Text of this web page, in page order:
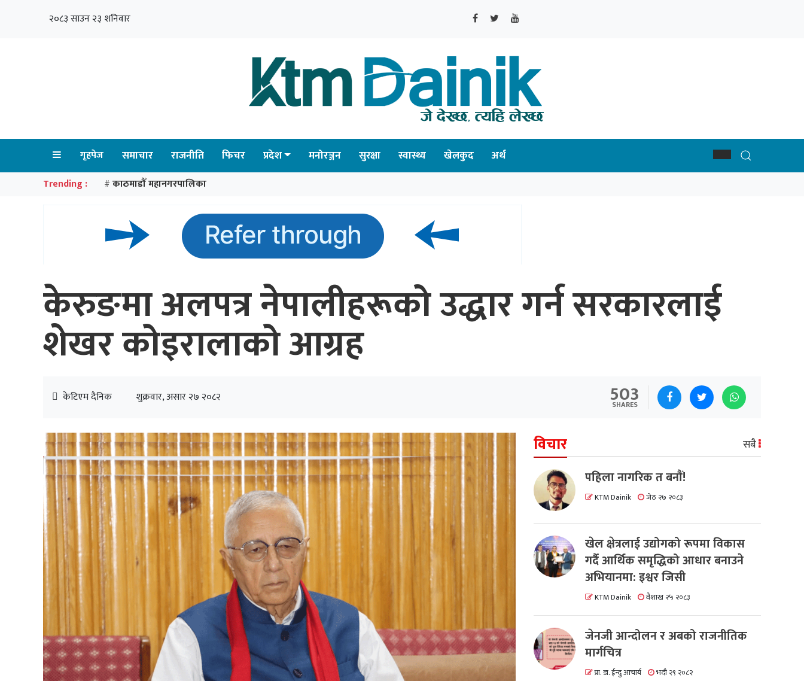
२०८३ साउन २३ शनिवार
गृहपेज समाचार राजनीति फिचर प्रदेश मनोरञ्जन सुरक्षा स्वास्थ्य खेलकुद अर्थ
Trending : # काठमाडौँ महानगरपालिका
केरुङमा अलपत्र नेपालीहरूको उद्धार गर्न सरकारलाई
शेखर कोइरालाको आग्रह
केटिएम दैनिक शुक्रवार, असार २७ २०८२ 503
SHARES
विचार सबै
पहिला नागरिक त बनाैं!
KTM Dainik जेठ २७ २०८३
खेल क्षेत्रलाई उद्योगको रूपमा विकास
गर्दै आर्थिक समृद्धिको आधार बनाउने
अभियानमा: इश्वर जिसी
KTM Dainik वैशाख २५ २०८३
जेनजी आन्दोलन र अबको राजनीतिक
मार्गचित्र
प्रा. डा. ईन्दु आचार्य भदौ २९ २०८२